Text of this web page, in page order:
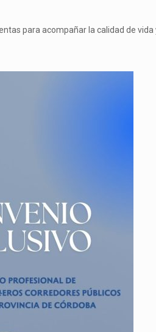
para acompañar la calidad de vida